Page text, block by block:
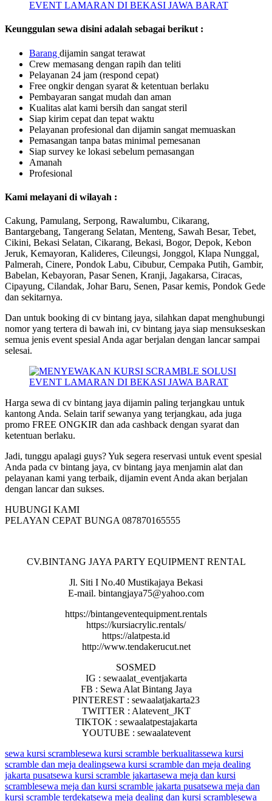
Keunggulan sewa disini adalah sebagai berikut :
Barang dijamin sangat terawat
Crew memasang dengan rapih dan teliti
Pelayanan 24 jam (respond cepat)
Free ongkir dengan syarat & ketentuan berlaku
Pembayaran sangat mudah dan aman
Kualitas alat kami bersih dan sangat steril
Siap kirim cepat dan tepat waktu
Pelayanan profesional dan dijamin sangat memuaskan
Pemasangan tanpa batas minimal pemesanan
Siap survey ke lokasi sebelum pemasangan
Amanah
Profesional
Kami melayani di wilayah :
Cakung, Pamulang, Serpong, Rawalumbu, Cikarang,
Bantargebang, Tangerang Selatan, Menteng, Sawah Besar, Tebet,
Cikini, Bekasi Selatan, Cikarang, Bekasi, Bogor, Depok, Kebon
Jeruk, Kemayoran, Kalideres, Cileungsi, Jonggol, Klapa Nunggal,
Palmerah, Cinere, Pondok Labu, Cibubur, Cempaka Putih, Gambir,
Babelan, Kebayoran, Pasar Senen, Kranji, Jagakarsa, Ciracas,
Cipayung, Cilandak, Johar Baru, Senen, Pasar kemis, Pondok Gede
dan sekitarnya.
Dan untuk booking di cv bintang jaya, silahkan dapat menghubungi
nomor yang tertera di bawah ini, cv bintang jaya siap mensukseskan
semua jenis event spesial Anda agar berjalan dengan lancar sampai
selesai.
Harga sewa di cv bintang jaya dijamin paling terjangkau untuk
kantong Anda. Selain tarif sewanya yang terjangkau, ada juga
promo FREE ONGKIR dan ada cashback dengan syarat dan
ketentuan berlaku.
Jadi, tunggu apalagi guys? Yuk segera reservasi untuk event spesial
Anda pada cv bintang jaya, cv bintang jaya menjamin alat dan
pelayanan kami yang terbaik, dijamin event Anda akan berjalan
dengan lancar dan sukses.
HUBUNGI KAMI
PELAYAN CEPAT BUNGA 087870165555
CV.BINTANG JAYA PARTY EQUIPMENT RENTAL
Jl. Siti I No.40 Mustikajaya Bekasi
E-mail. bintangjaya75@yahoo.com
https://bintangeventequipment.rentals
https://kursiacrylic.rentals/
https://alatpesta.id
http://www.tendakerucut.net
SOSMED
IG : sewaalat_eventjakarta
FB : Sewa Alat Bintang Jaya
PINTEREST : sewaalatjakarta23
TWITTER : Alatevent_JKT
TIKTOK : sewaalatpestajakarta
YOUTUBE : sewaalatevent
sewa kursi scramblesewa kursi scramble berkualitassewa kursi
scramble dan meja dealingsewa kursi scramble dan meja dealing
jakarta pusatsewa kursi scramble jakartasewa meja dan kursi
scramblesewa meja dan kursi scramble jakarta pusatsewa meja dan
kursi scramble terdekatsewa meja dealing dan kursi scramblesewa